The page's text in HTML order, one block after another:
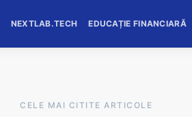
NEXTLAB.TECH EDUCAȚIE FINANCIARĂ
CELE MAI CITITE ARTICOLE